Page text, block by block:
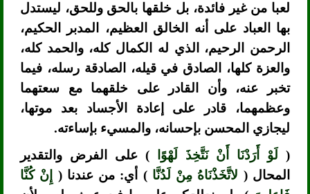
لعبا من غير فائدة، بل خلقها بالحق وللحق، ليستدل
بها العباد على أنه الخالق العظيم، المدبر الحكيم،
الرحمن الرحيم، الذي له الكمال كله، والحمد كله،
والعزة كلها، الصادق في قيله، الصادقة رسله، فيما
تخبر عنه، وأن القادر على خلقهما مع سعتهما
وعظمهما، قادر على إعادة الأجساد بعد موتها،
ليجازي المحسن بإحسانه، والمسيء بإساءته.
(لَوْ أَرَدْنَا أَنْ نَتَّخِذَ لَهْوًا ) على الفرض والتقدير
المحال ( لاتَّخَذْنَاهُ مِنْ لَدُنَّا) أي: من عندنا ( إِنْ كُنَّا